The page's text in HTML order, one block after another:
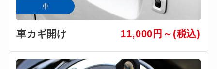
車
車カギ開け 11,000円～(税込)